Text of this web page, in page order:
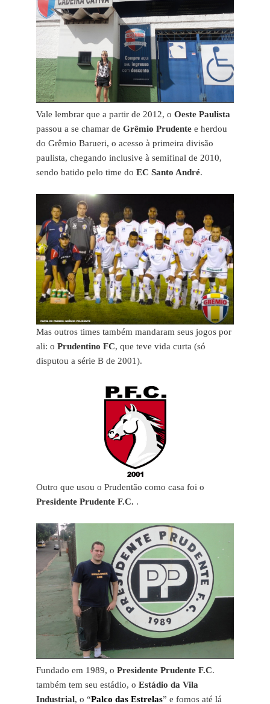
Vale lembrar que a partir de 2012, o Oeste Paulista
passou a se chamar de Grêmio Prudentee herdou
do Grêmio Barueri, o acesso à primeira divisão
paulista, chegando inclusive à semifinal de 2010,
sendo batido pelo time do EC Santo André.
Mas outros times também mandaram seus jogos por
ali: o Prudentino FC, que teve vida curta (só
disputou a série B de 2001).
Outro que usou o Prudentão como casa foi o
Presidente Prudente F.C. .
Fundado em 1989, o Presidente Prudente F.C.
também tem seu estádio, o Estádio da Vila
Industrial, o “Palco das Estrelas” e fomos até lá